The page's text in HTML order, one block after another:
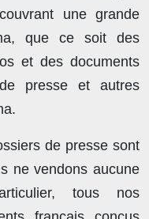
une grande
que ce soit des
et des documents
presse et autres
de presse sont
ne vendons aucune
tous nos